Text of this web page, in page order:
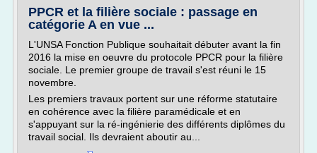
PPCR et la filière sociale : passage en
catégorie A en vue ...
L'UNSA Fonction Publique souhaitait débuter avant la fin
2016 la mise en oeuvre du protocole PPCR pour la filière
sociale. Le premier groupe de travail s'est réuni le 15
novembre.
Les premiers travaux portent sur une réforme statutaire
en cohérence avec la filière paramédicale et en
s'appuyant sur la ré-ingénierie des différents diplômes du
travail social. Ils devraient aboutir au...